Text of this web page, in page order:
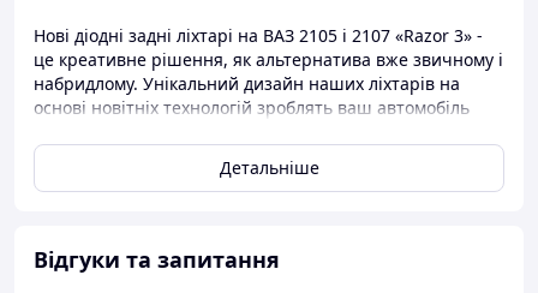
Нові діодні задні ліхтарі на ВАЗ 2105 і 2107 «Razor 3» -
це креативне рішення, як альтернатива вже звичному і
набридлому. Унікальний дизайн наших ліхтарів на
основі новітніх технологій зроблять ваш автомобіль
спеціально для України на наше замовлення!
УВАГА! Можливо не збіг розпинування проводів,це не
Детальніше
Відгуки та запитання